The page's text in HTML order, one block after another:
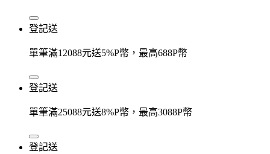
登記送
單筆滿12088元送5%P幣，最高688P幣
登記送
單筆滿25088元送8%P幣，最高3088P幣
登記送